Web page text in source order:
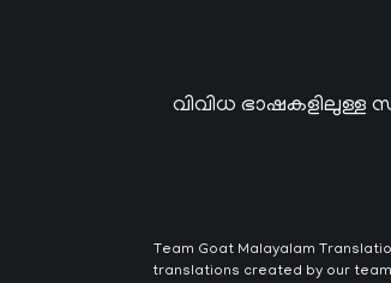
വിവിധ ഭാഷകളിലുള്ള
Team Goat Malayalam
translations created by our